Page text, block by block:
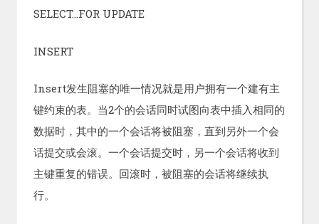
SELECT…FOR UPDATE
INSERT
Insert发生阻塞的唯一情况就是用户拥有一个建有主
键约束的表。当2个的会话同时试图向表中插入相同的
数据时，其中的一个会话将被阻塞，直到另外一个会
话提交或会滚。一个会话提交时，另一个会话将收到
主键重复的错误。回滚时，被阻塞的会话将继续执
行。